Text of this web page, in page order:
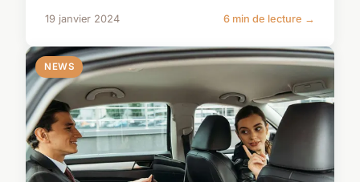
19 janvier 2024 6 min de lecture →
NEWS